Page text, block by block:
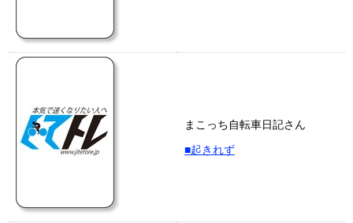
まこっち自転車日記さん
■起きれず